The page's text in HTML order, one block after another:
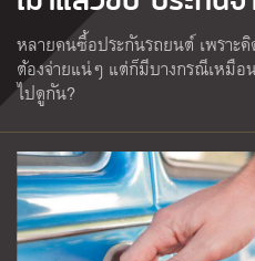
หลายคนซื้อประกันรถยนต์ เพราะคิ
ต้องจ่ายแน่ๆ แต่ก็มีบางกรณีเหมือ
ไปดูกัน?